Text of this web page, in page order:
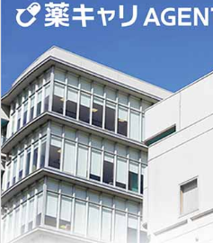
データを利活用し、またシステム
とは、病院薬剤師を中心に大きな
す。